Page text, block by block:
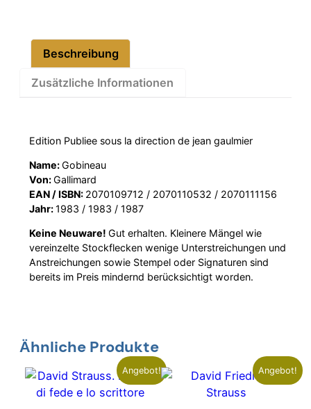
Beschreibung
Zusätzliche Informationen
Edition Publiee sous la direction de jean gaulmier
Name:Gobineau
Von:Gallimard
EAN / ISBN: 2070109712 / 2070110532 / 2070111156
Jahr:1983 / 1983 / 1987
Keine Neuware!Gut erhalten. Kleinere Mängel wie
vereinzelte Stockflecken wenige Unterstreichungen und
Anstreichungen sowie Stempel oder Signaturen sind
bereits im Preis mindernd berücksichtigt worden.
Ähnliche Produkte
Angebot! Angebot!